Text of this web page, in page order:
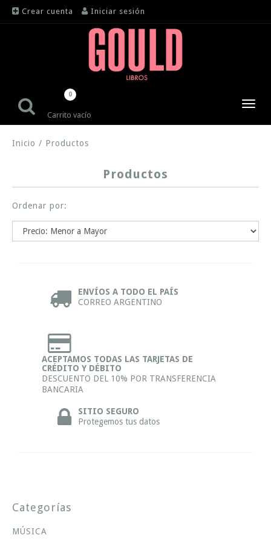
Crear cuenta Iniciar sesión
Carrito vacío
0
Inicio / Productos
Productos
Ordenar por:
ENVÍOS A TODO EL PAÍS
CORREO ARGENTINO
ACEPTAMOS TODAS LAS TARJETAS DE
CRÉDITO Y DÉBITO
DESCUENTO DEL 10% POR TRANSFERENCIA
BANCARIA
SITIO SEGURO
Protegemos tus datos
Categorías
MÚSICA